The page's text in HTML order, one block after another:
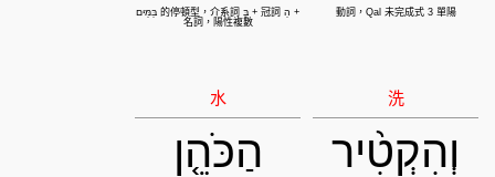
וְהִקְטִ֨יר הַכֹּהֵ֤ן